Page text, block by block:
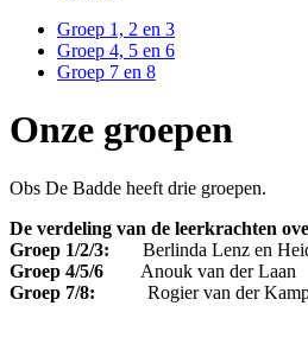
Groep 1, 2 en 3
Groep 4, 5 en 6
Groep 7 en 8
Onze groepen
Obs De Badde heeft drie groepen.
De verdeling van de leerkrachten
Groep 1/2/3: Berlinda Lenz en
Groep 4/5/6 Anouk van der Laan
Groep 7/8: Rogier van der